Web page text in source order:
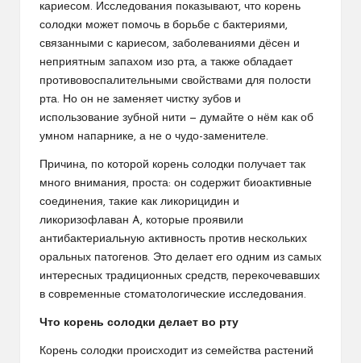
кариесом. Исследования показывают, что корень
солодки может помочь в борьбе с бактериями,
связанными с кариесом, заболеваниями дёсен и
неприятным запахом изо рта, а также обладает
противовоспалительными свойствами для полости
рта. Но он не заменяет чистку зубов и
использование зубной нити — думайте о нём как об
умном напарнике, а не о чудо-заменителе.
Причина, по которой корень солодки получает так
много внимания, проста: он содержит биоактивные
соединения, такие как ликорицидин и
ликоризофлаван A, которые проявили
антибактериальную активность против нескольких
оральных патогенов. Это делает его одним из самых
интересных традиционных средств, перекочевавших
в современные стоматологические исследования.
Что корень солодки делает во рту
Корень солодки происходит из семейства растений